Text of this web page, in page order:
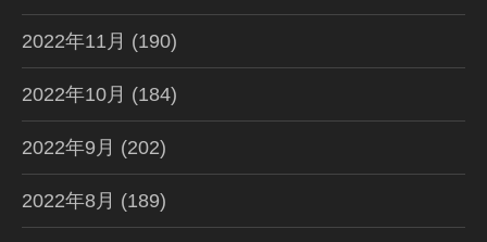
2022年11月 (190)
2022年10月 (184)
2022年9月 (202)
2022年8月 (189)